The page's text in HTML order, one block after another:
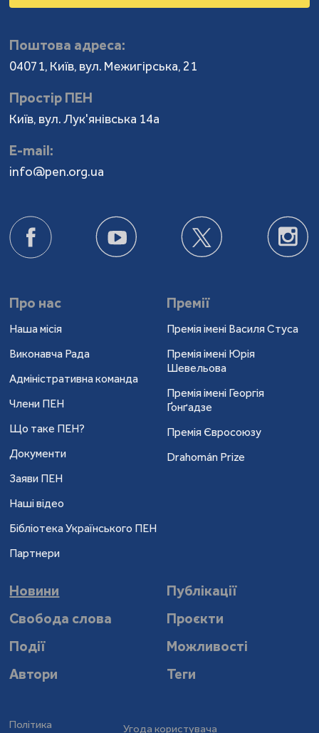
Поштова адреса:
04071, Київ, вул. Межигірська, 21
Простір ПЕН
Київ, вул. Лук'янівська 14а
Е-mail:
info@pen.org.ua
Про нас
Наша місія
Виконавча Рада
Адміністративна команда
Члени ПЕН
Що таке ПЕН?
Документи
Заяви ПЕН
Наші відео
Бібліотека Українського ПЕН
Партнери
Премії
Премія імені Василя Стуса
Премія імені Юрія
Шевельова
Премія імені Георгія
Ґонґадзе
Премія Євросоюзу
Drahomán Prize
Новини
Публікації
Свобода слова
Проєкти
Події
Можливості
Автори
Теги
Політика
Угода користувача